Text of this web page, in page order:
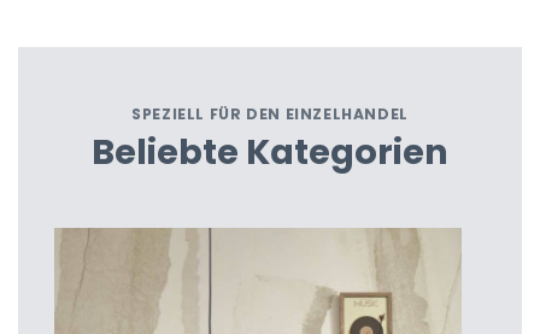
SPEZIELL FÜR DEN EINZELHANDEL
Beliebte Kategorien